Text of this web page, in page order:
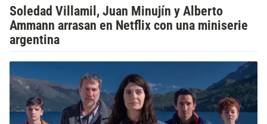
Soledad Villamil, Juan Minujín y Alberto
Ammann arrasan en Netflix con una miniserie
argentina